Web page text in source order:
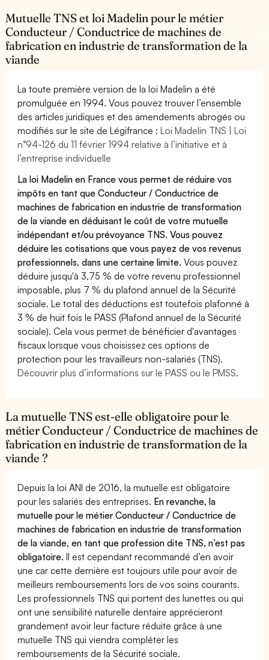
Mutuelle TNS et loi Madelin pour le métier
Conducteur / Conductrice de machines de
fabrication en industrie de transformation de la
viande
La toute première version de la loi Madelin a été
promulguée en 1994. Vous pouvez trouver l’ensemble
des articles juridiques et des amendements abrogés ou
modifiés sur le site de Légifrance :Loi Madelin TNS | Loi
n°94-126 du 11 février 1994 relative à l’initiative et à
l’entreprise individuelle
La loi Madelin en France vous permet de réduire vos
impôts en tant que Conducteur / Conductrice de
machines de fabrication en industrie de transformation
de la viande en déduisant le coût de votre mutuelle
indépendant et/ou prévoyance TNS. Vous pouvez
déduire les cotisations que vous payez de vos revenus
professionnels, dans une certaine limite.Vous pouvez
déduire jusqu'à 3,75 % de votre revenu professionnel
imposable, plus 7 % du plafond annuel de la Sécurité
sociale. Le total des déductions est toutefois plafonné à
3 % de huit fois le PASS (Plafond annuel de la Sécurité
sociale). Cela vous permet de bénéficier d'avantages
fiscaux lorsque vous choisissez ces options de
protection pour les travailleurs non-salariés (TNS).
Découvrir plus d’informations sur le PASS ou le PMSS.
La mutuelle TNS est-elle obligatoire pour le
métier Conducteur / Conductrice de machines de
fabrication en industrie de transformation de la
viande ?
Depuis la loi ANI de 2016, la mutuelle est obligatoire
pour les salariés des entreprises. En revanche, la
mutuelle pour le métier Conducteur / Conductrice de
machines de fabrication en industrie de transformation
de la viande, en tant que profession dite TNS, n’est pas
obligatoire.Il est cependant recommandé d’en avoir
une car cette dernière est toujours utile pour avoir de
meilleurs remboursements lors de vos soins courants.
Les professionnels TNS qui portent des lunettes ou qui
ont une sensibilité naturelle dentaire apprécieront
grandement avoir leur facture réduite grâce à une
mutuelle TNS qui viendra compléter les
remboursements de la Sécurité sociale.